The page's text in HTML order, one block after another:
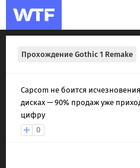
Прохождение Gothic 1 Remake
Capcom не боится
дисках — 90% продаж уже
цифру
0